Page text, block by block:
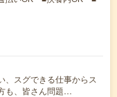
、スグできる仕事からス
も、皆さん問題…